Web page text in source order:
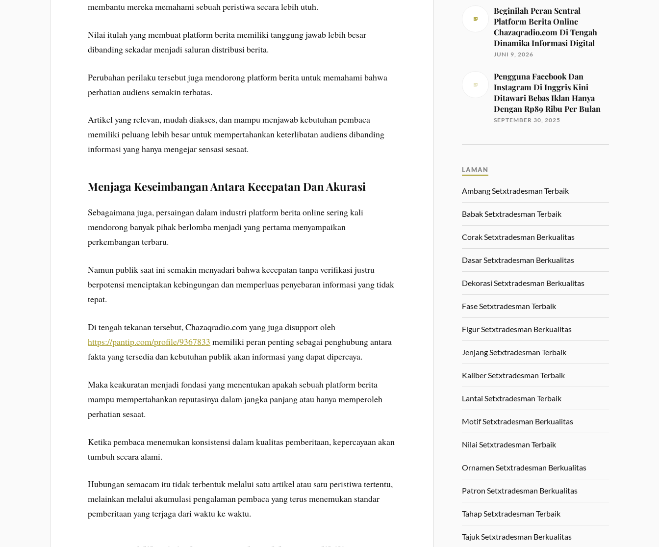
membantu mereka memahami sebuah peristiwa secara lebih utuh.
Nilai itulah yang membuat platform berita memiliki tanggung jawab lebih besar
dibanding sekadar menjadi saluran distribusi berita.
Perubahan perilaku tersebut juga mendorong platform berita untuk memahami bahwa
perhatian audiens semakin terbatas.
Artikel yang relevan, mudah diakses, dan mampu menjawab kebutuhan pembaca
memiliki peluang lebih besar untuk mempertahankan keterlibatan audiens dibanding
informasi yang hanya mengejar sensasi sesaat.
Menjaga Keseimbangan Antara Kecepatan Dan Akurasi
Sebagaimana juga, persaingan dalam industri platform berita online sering kali
mendorong banyak pihak berlomba menjadi yang pertama menyampaikan
perkembangan terbaru.
Namun publik saat ini semakin menyadari bahwa kecepatan tanpa verifikasi justru
berpotensi menciptakan kebingungan dan memperluas penyebaran informasi yang tidak
tepat.
Di tengah tekanan tersebut, Chazaqradio.com yang juga disupport oleh
https://pantip.com/profile/9367833 memiliki peran penting sebagai penghubung antara
fakta yang tersedia dan kebutuhan publik akan informasi yang dapat dipercaya.
Maka keakuratan menjadi fondasi yang menentukan apakah sebuah platform berita
mampu mempertahankan reputasinya dalam jangka panjang atau hanya memperoleh
perhatian sesaat.
Ketika pembaca menemukan konsistensi dalam kualitas pemberitaan, kepercayaan akan
tumbuh secara alami.
Hubungan semacam itu tidak terbentuk melalui satu artikel atau satu peristiwa tertentu,
melainkan melalui akumulasi pengalaman pembaca yang terus menemukan standar
pemberitaan yang terjaga dari waktu ke waktu.
Beginilah Peran Sentral
Platform Berita Online
Chazaqradio.com Di Tengah
Dinamika Informasi Digital
JUNI 9, 2026
Pengguna Facebook Dan
Instagram Di Inggris Kini
Ditawari Bebas Iklan Hanya
Dengan Rp89 Ribu Per Bulan
SEPTEMBER 30, 2025
LAMAN
Ambang Setxtradesman Terbaik
Babak Setxtradesman Terbaik
Corak Setxtradesman Berkualitas
Dasar Setxtradesman Berkualitas
Dekorasi Setxtradesman Berkualitas
Fase Setxtradesman Terbaik
Figur Setxtradesman Berkualitas
Jenjang Setxtradesman Terbaik
Kaliber Setxtradesman Terbaik
Lantai Setxtradesman Terbaik
Motif Setxtradesman Berkualitas
Nilai Setxtradesman Terbaik
Ornamen Setxtradesman Berkualitas
Patron Setxtradesman Berkualitas
Tahap Setxtradesman Terbaik
Tajuk Setxtradesman Berkualitas